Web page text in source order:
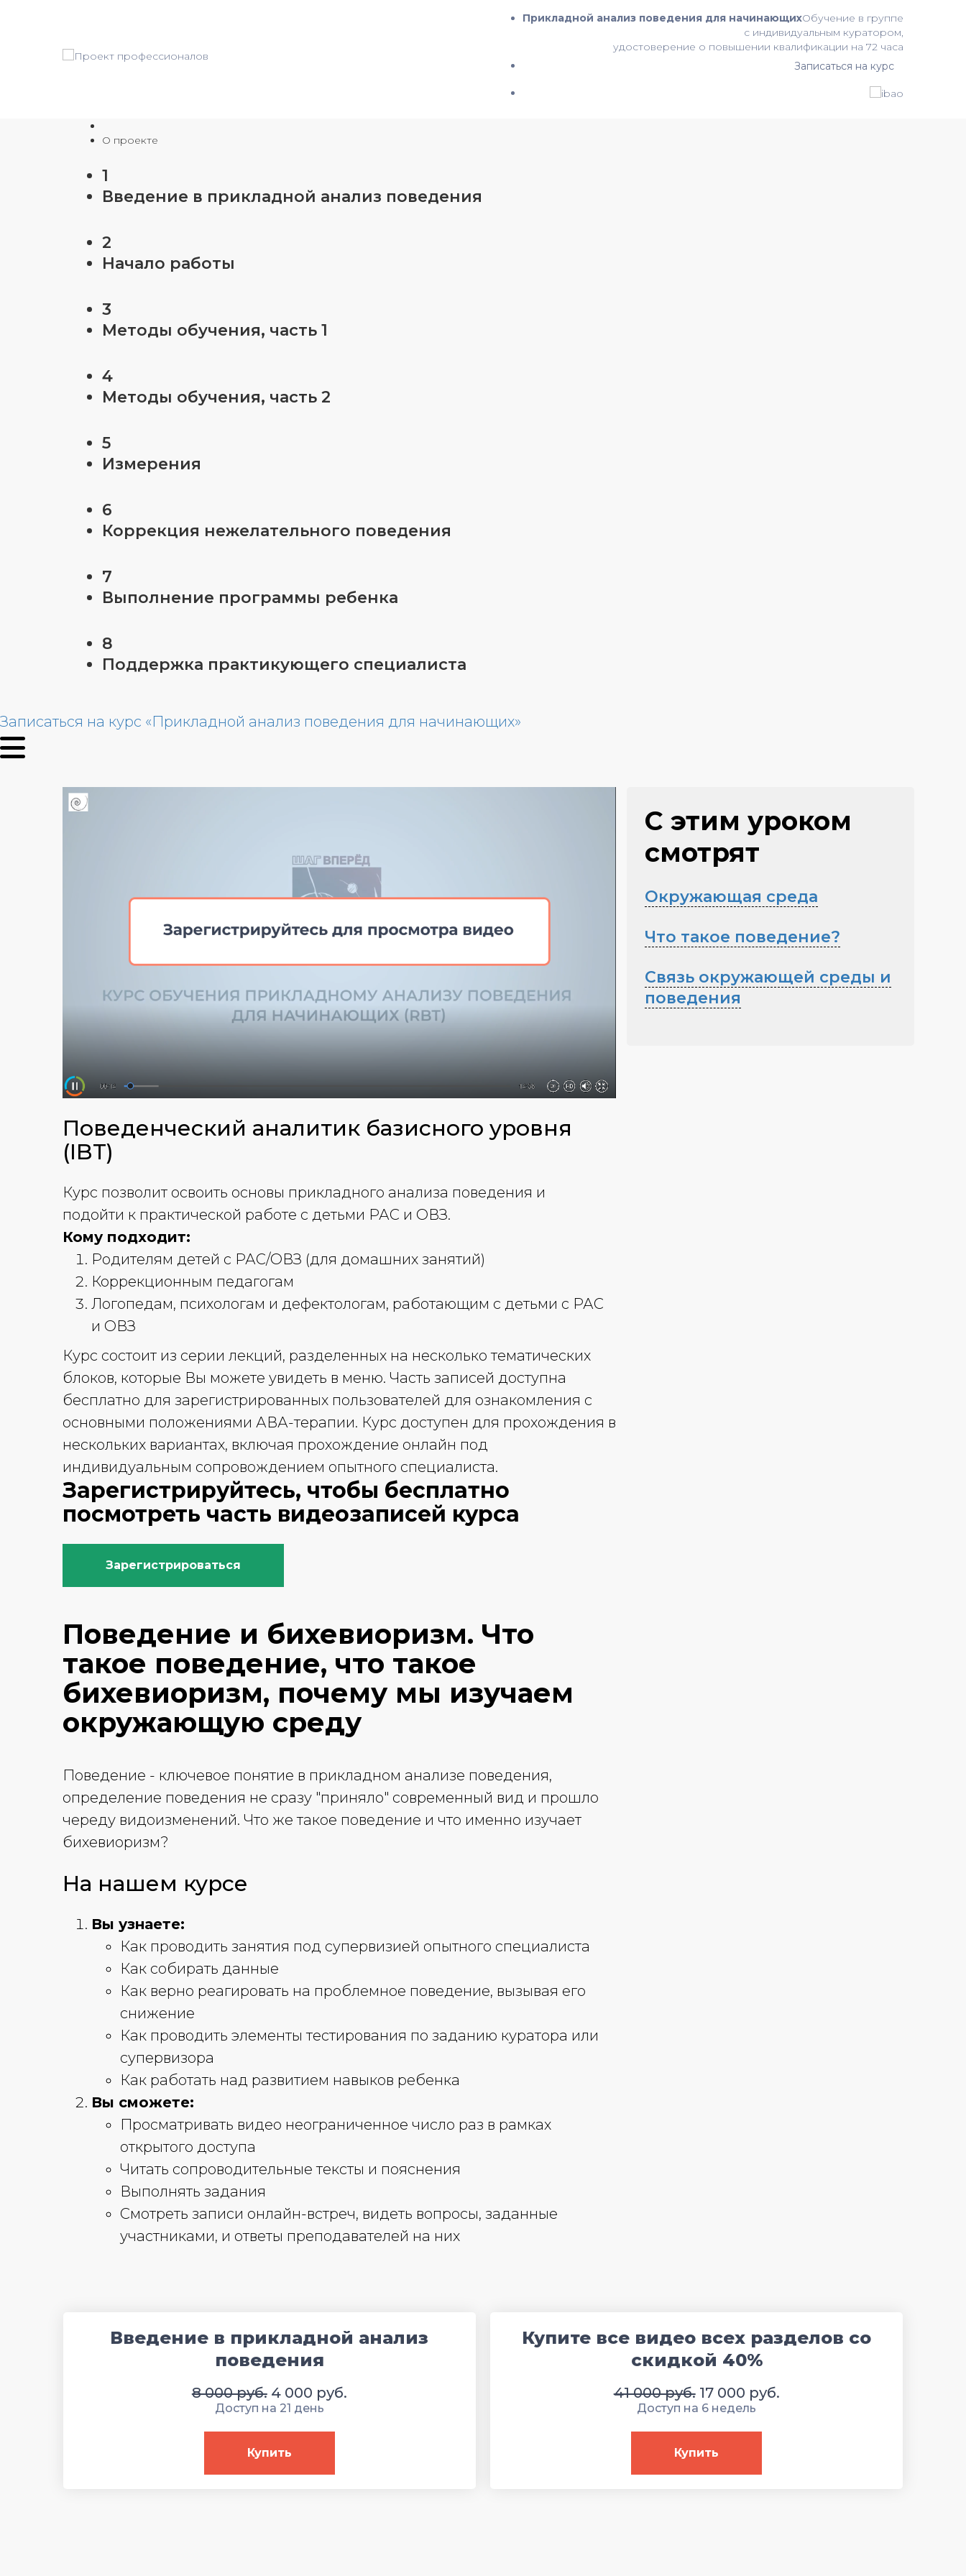
Прикладной анализ поведения для начинающихОбучение в группе
с индивидуальным куратором,
удостоверение о повышении квалификации на 72 часа
Записаться на курс
О проекте
1
Введение в прикладной анализ поведения
2
Начало работы
3
Методы обучения, часть 1
4
Методы обучения, часть 2
5
Измерения
6
Коррекция нежелательного поведения
7
Выполнение программы ребенка
8
Поддержка практикующего специалиста
Записаться на курс «Прикладной анализ поведения для начинающих»
Поведенческий аналитик базисного уровня
(IBT)
Курс позволит освоить основы прикладного анализа поведения и
подойти к практической работе с детьми РАС и ОВЗ.
Кому подходит:
Родителям детей с РАС/ОВЗ (для домашних занятий)
Коррекционным педагогам
Логопедам, психологам и дефектологам, работающим с детьми с РАС
и ОВЗ
Курс состоит из серии лекций, разделенных на несколько тематических
блоков, которые Вы можете увидеть в меню. Часть записей доступна
бесплатно для зарегистрированных пользователей для ознакомления с
основными положениями АВА-терапии. Курс доступен для прохождения в
нескольких вариантах, включая прохождение онлайн под
индивидуальным сопровождением опытного специалиста.
Зарегистрируйтесь, чтобы бесплатно
посмотреть часть видеозаписей курса
Зарегистрироваться
Поведение и бихевиоризм. Что
такое поведение, что такое
бихевиоризм, почему мы изучаем
окружающую среду
Поведение - ключевое понятие в прикладном анализе поведения,
определение поведения не сразу "приняло" современный вид и прошло
череду видоизменений. Что же такое поведение и что именно изучает
бихевиоризм?
На нашем курсе
Вы узнаете:
Как проводить занятия под супервизией опытного специалиста
Как собирать данные
Как верно реагировать на проблемное поведение, вызывая его
снижение
Как проводить элементы тестирования по заданию куратора или
супервизора
Как работать над развитием навыков ребенка
Вы сможете:
Просматривать видео неограниченное число раз в рамках
открытого доступа
Читать сопроводительные тексты и пояснения
Выполнять задания
Смотреть записи онлайн-встреч, видеть вопросы, заданные
участниками, и ответы преподавателей на них
С этим уроком
смотрят
Окружающая среда
Что такое поведение?
Связь окружающей среды и
поведения
Введение в прикладной анализ
поведения
8 000 руб.4 000 руб.
Доступ на 21 день
Купить
Купите все видео всех разделов со
скидкой 40%
41 000 руб.17 000 руб.
Доступ на 6 недель
Купить